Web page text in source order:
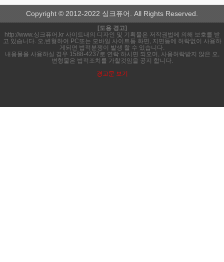
Copyright © 2012-2022 싱크퓨어. All Rights Reserved.
[도용 경고]
http://www.싱크퓨어.kr 사이트내의 디자인 및 기획물은 저작권법에 의해 보호를 받
고 있습니다. 오,변형하여 PC또는 모바일 사이트등 화면, 지면등에 허락없이 사용하
게되면 법적분쟁이 발생 할 수 있습니다.
내용물을 사용하실 경우 1588-4237로 연락 하시면 되오며, 사용허락받지 않은 오,
변형물은 법적조치를 가할것임을 공지 합니다.
경고문 보기